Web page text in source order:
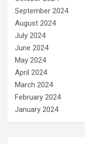
September 2024
August 2024
July 2024
June 2024
May 2024
April 2024
March 2024
February 2024
January 2024